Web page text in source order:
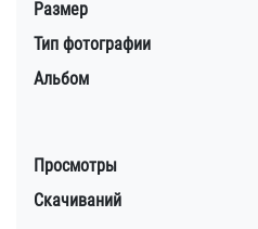
Размер
Тип фотографии
Альбом
Просмотры
Скачиваний